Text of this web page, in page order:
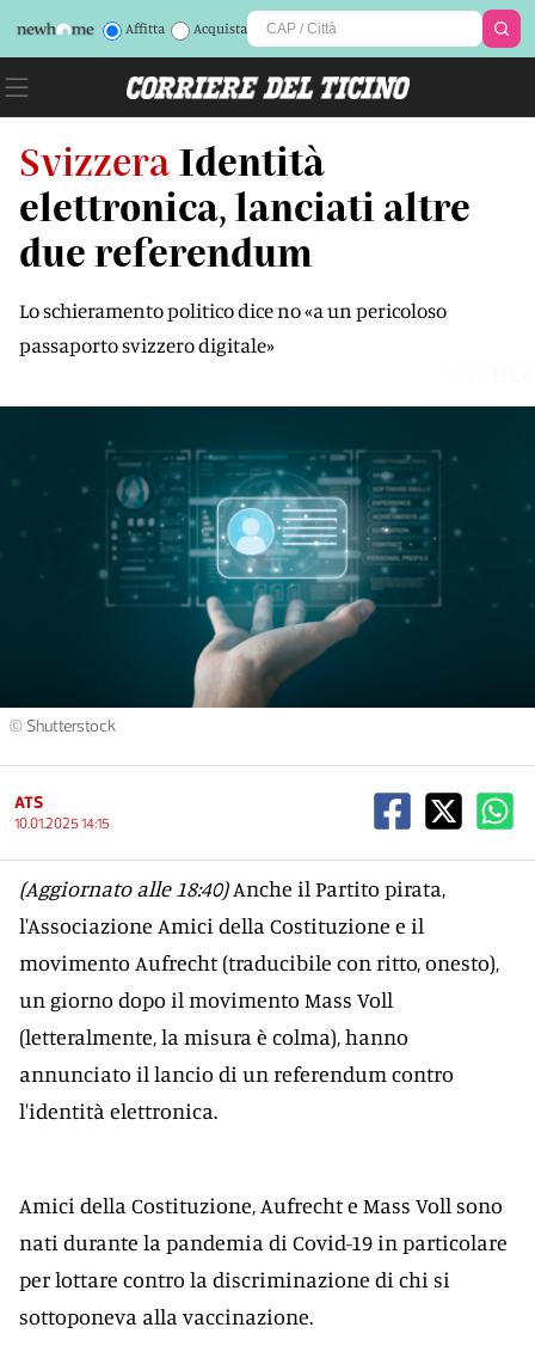
Affitta Acquista
Svizzera Identità
elettronica, lanciati altre
due referendum
Lo schieramento politico dice no «a un pericoloso
passaporto svizzero digitale»
© Shutterstock
ATS
10.01.2025 14:15
(Aggiornato alle 18:40)Anche il Partito pirata,
l'Associazione Amici della Costituzione e il
movimento Aufrecht (traducibile con ritto, onesto),
un giorno dopo il movimento Mass Voll
(letteralmente, la misura è colma), hanno
annunciato il lancio di un referendum contro
l'identità elettronica.
Amici della Costituzione, Aufrecht e Mass Voll sono
nati durante la pandemia di Covid-19 in particolare
per lottare contro la discriminazione di chi si
sottoponeva alla vaccinazione.